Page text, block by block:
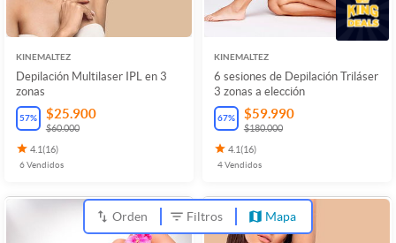
KINEMALTEZ
Depilación Multilaser IPL en 3
zonas
57% $25.900
$60.000
4.1(16)
6Vendidos
KINEMALTEZ
6 sesiones de Depilación Triláser
3 zonas a elección
67% $59.990
$180.000
4.1(16)
4Vendidos
Orden Filtros Mapa